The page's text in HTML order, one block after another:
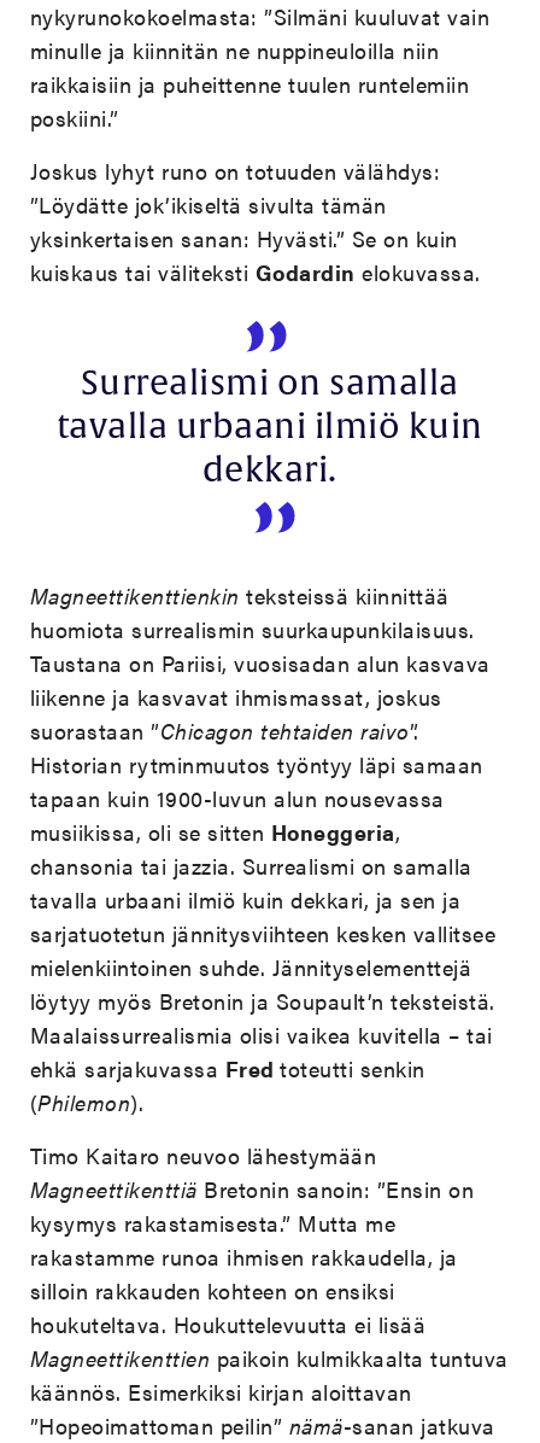
nykyrunokokoelmasta: ”Silmäni kuuluvat vain
minulle ja kiinnitän ne nuppineuloilla niin
raikkaisiin ja puheittenne tuulen runtelemiin
poskiini.”
Joskus lyhyt runo on totuuden välähdys:
”Löydätte jok’ikiseltä sivulta tämän
yksinkertaisen sanan: Hyvästi.” Se on kuin
kuiskaus tai väliteksti Godardin elokuvassa.
Surrealismi on samalla
tavalla urbaani ilmiö kuin
dekkari.
Magneettikenttienkinteksteissä kiinnittää
huomiota surrealismin suurkaupunkilaisuus.
Taustana on Pariisi, vuosisadan alun kasvava
liikenne ja kasvavat ihmismassat, joskus
suorastaan ”Chicagon tehtaiden raivo”.
Historian rytminmuutos työntyy läpi samaan
tapaan kuin 1900-luvun alun nousevassa
musiikissa, oli se sitten Honeggeria,
chansonia tai jazzia. Surrealismi on samalla
tavalla urbaani ilmiö kuin dekkari, ja sen ja
sarjatuotetun jännitysviihteen kesken vallitsee
mielenkiintoinen suhde. Jännityselementtejä
löytyy myös Bretonin ja Soupault’n teksteistä.
Maalaissurrealismia olisi vaikea kuvitella – tai
ehkä sarjakuvassa Fredtoteutti senkin
(Philemon).
Timo Kaitaro neuvoo lähestymään
Magneettikenttiä Bretonin sanoin: ”Ensin on
kysymys rakastamisesta.” Mutta me
rakastamme runoa ihmisen rakkaudella, ja
silloin rakkauden kohteen on ensiksi
houkuteltava. Houkuttelevuutta ei lisää
Magneettikenttien paikoin kulmikkaalta tuntuva
käännös. Esimerkiksi kirjan aloittavan
”Hopeoimattoman peilin” nämä-sanan jatkuva